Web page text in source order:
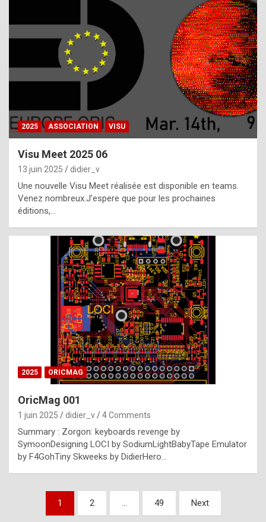
h
a
t
t
e
b
e
s
t
p
h
o
n
y
l
e
x
a
2025 ASSOCIATION VISU
Visu Meet 2025 06
13 juin 2025 didier_v
Une nouvelle Visu Meet réalisée est disponible en teams.
Venez nombreux.J’espere que pour les prochaines
éditions,…
2025 ORICMAG
OricMag 001
1 juin 2025 didier_v 4 Comments
Summary : Zorgon: keyboards revenge by
SymoonDesigning LOCI by SodiumLightBabyTape Emulator
by F4GohTiny Skweeks by DidierHero…
Pagination
1 2 … 49 Next